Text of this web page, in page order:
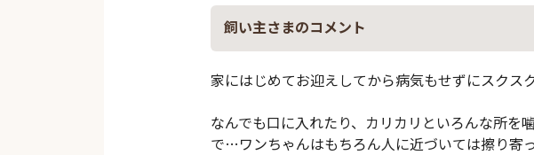
飼い主さまのコメント
家にはじめてお迎えしてから病気もせずにスクス
なんでも口に入れたり、カリカリといろんな所を
で…ワンちゃんはもちろん人に近づいては擦り寄